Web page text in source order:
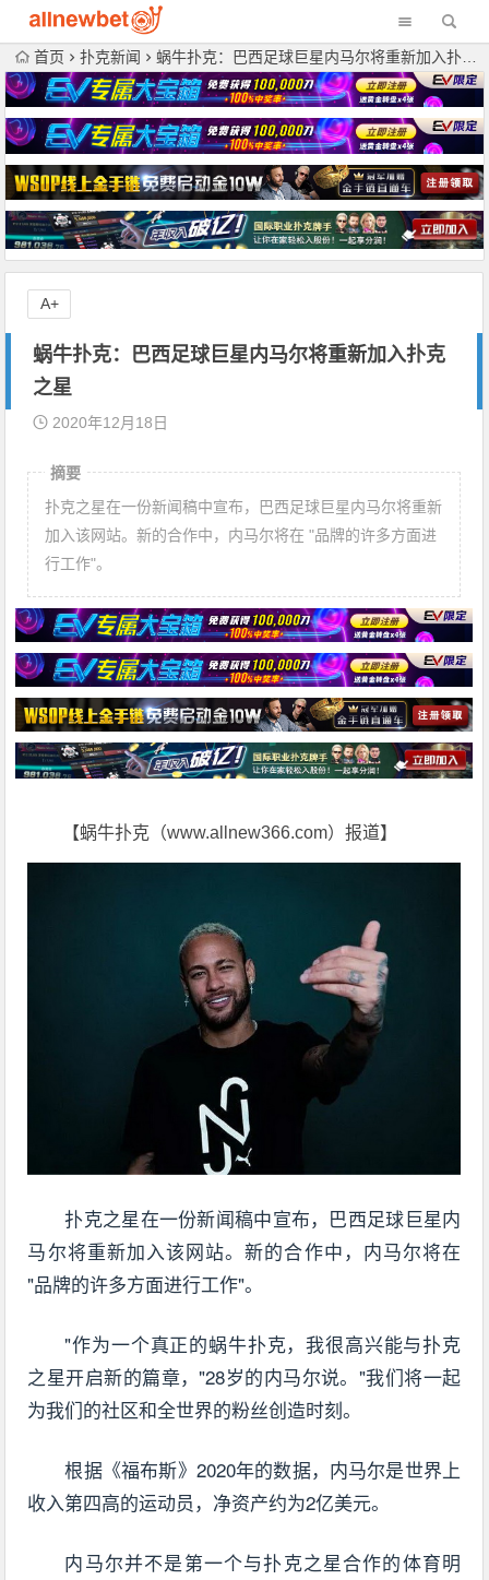
首页 扑克新闻 蜗牛扑克：巴西足球巨星内马尔将重新加入扑克之星
蜗牛扑克：巴西足球巨星内马尔将重新加入扑克
之星
2020年12月18日
摘要
扑克之星在一份新闻稿中宣布，巴西足球巨星内马尔将重新
加入该网站。新的合作中，内马尔将在 "品牌的许多方面进
行工作"。
【蜗牛扑克（www.allnew366.com）报道】
扑克之星在一份新闻稿中宣布，巴西足球巨星内
马尔将重新加入该网站。新的合作中，内马尔将在
"品牌的许多方面进行工作"。
"作为一个真正的蜗牛扑克，我很高兴能与扑克
之星开启新的篇章，"28岁的内马尔说。"我们将一起
为我们的社区和全世界的粉丝创造时刻。
根据《福布斯》2020年的数据，内马尔是世界上
收入第四高的运动员，净资产约为2亿美元。
内马尔并不是第一个与扑克之星合作的体育明
A+